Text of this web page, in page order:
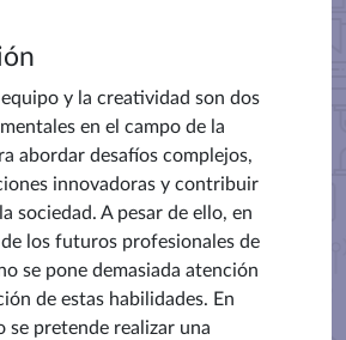
y la creatividad son dos
en el campo de la
abordar desafíos complejos,
innovadoras y contribuir
sociedad. A pesar de ello, en
los futuros profesionales de
se pone demasiada atención
de estas habilidades. En
se pretende realizar una